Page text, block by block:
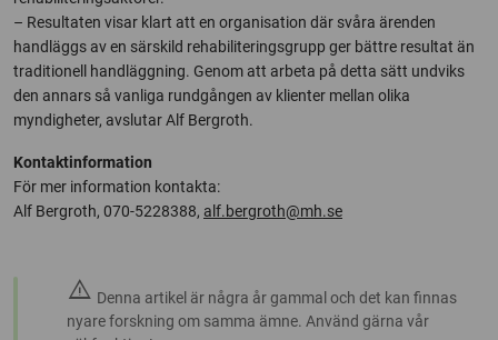
– Resultaten visar klart att en organisation där svåra ärenden
handläggs av en särskild rehabiliteringsgrupp ger bättre resultat än
traditionell handläggning. Genom att arbeta på detta sätt undviks
den annars så vanliga rundgången av klienter mellan olika
myndigheter, avslutar Alf Bergroth.
Kontaktinformation
För mer information kontakta:
Alf Bergroth, 070-5228388, alf.bergroth@mh.se
warning Denna artikel är några år gammal och det kan finnas
nyare forskning om samma ämne. Använd gärna vår